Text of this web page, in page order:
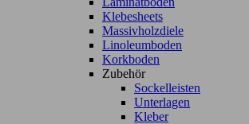
Klebesheets
Massivholzdiele
Linoleumboden
Korkboden
Zubehör
Sockelleisten
Unterlagen
Kleber